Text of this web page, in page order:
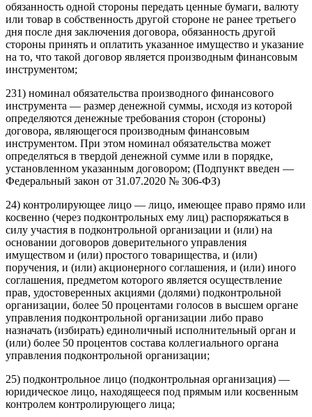
обязанность одной стороны передать ценные бумаги, валюту
или товар в собственность другой стороне не ранее третьего
дня после дня заключения договора, обязанность другой
стороны принять и оплатить указанное имущество и указание
на то, что такой договор является производным финансовым
инструментом;
231) номинал обязательства производного финансового
инструмента — размер денежной суммы, исходя из которой
определяются денежные требования сторон (стороны)
договора, являющегося производным финансовым
инструментом. При этом номинал обязательства может
определяться в твердой денежной сумме или в порядке,
установленном указанным договором; (Подпункт введен —
Федеральный закон от 31.07.2020 № 306-ФЗ)
24) контролирующее лицо — лицо, имеющее право прямо или
косвенно (через подконтрольных ему лиц) распоряжаться в
силу участия в подконтрольной организации и (или) на
основании договоров доверительного управления
имуществом и (или) простого товарищества, и (или)
поручения, и (или) акционерного соглашения, и (или) иного
соглашения, предметом которого является осуществление
прав, удостоверенных акциями (долями) подконтрольной
организации, более 50 процентами голосов в высшем органе
управления подконтрольной организации либо право
назначать (избирать) единоличный исполнительный орган и
(или) более 50 процентов состава коллегиального органа
управления подконтрольной организации;
25) подконтрольное лицо (подконтрольная организация) —
юридическое лицо, находящееся под прямым или косвенным
контролем контролирующего лица;